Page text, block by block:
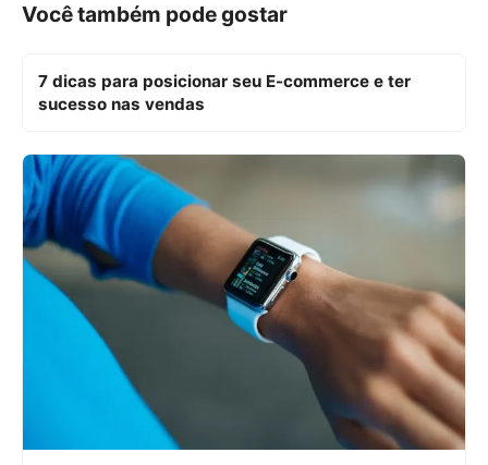
Você também pode gostar
7 dicas para posicionar seu E-commerce e ter
sucesso nas vendas